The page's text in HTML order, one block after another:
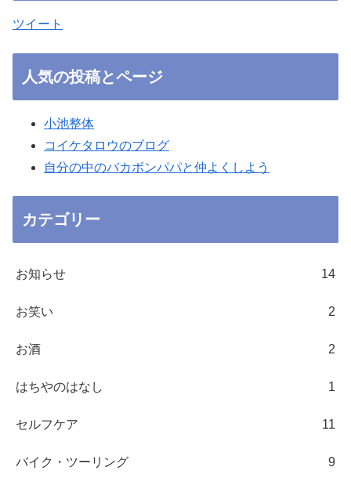
ツイート
人気の投稿とページ
小池整体
コイケタロウのブログ
自分の中のバカボンパパと仲よくしよう
カテゴリー
お知らせ 14
お笑い 2
お酒 2
はちやのはなし 1
セルフケア 11
バイク・ツーリング 9